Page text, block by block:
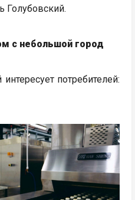
Голубовский.
с небольшой город
потребителей: